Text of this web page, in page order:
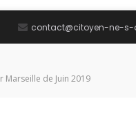
contact@citoyen-ne-s-
Marseille de Juin 2019